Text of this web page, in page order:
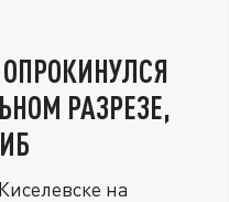
РАЗРЕЗЕ,
на